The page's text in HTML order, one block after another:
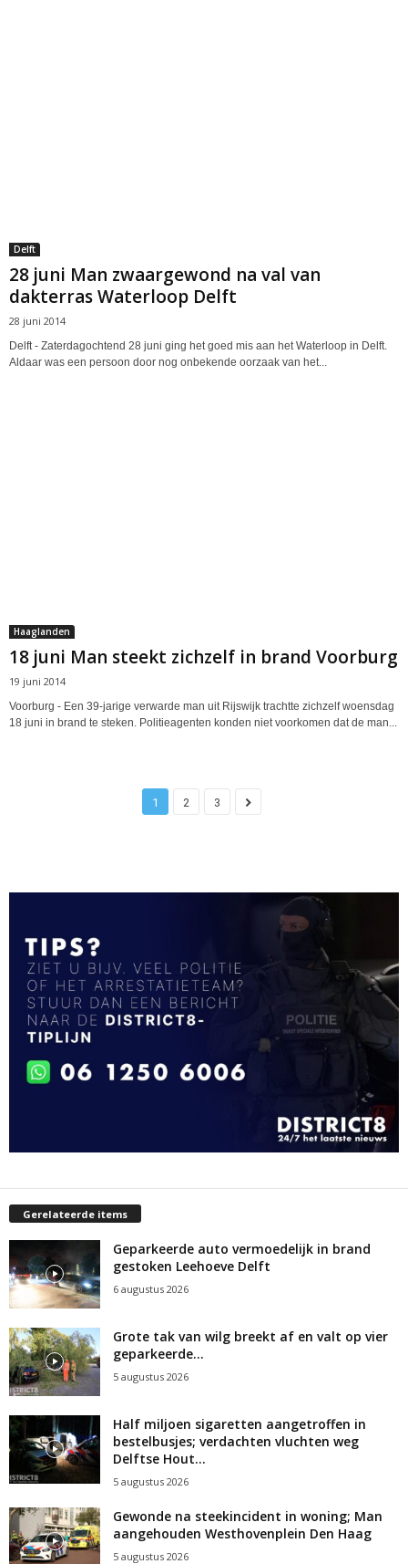
Delft
28 juni Man zwaargewond na val van
dakterras Waterloop Delft
28 juni 2014
Delft - Zaterdagochtend 28 juni ging het goed mis aan het Waterloop in Delft.
Aldaar was een persoon door nog onbekende oorzaak van het...
Haaglanden
18 juni Man steekt zichzelf in brand Voorburg
19 juni 2014
Voorburg - Een 39-jarige verwarde man uit Rijswijk trachtte zichzelf woensdag
18 juni in brand te steken. Politieagenten konden niet voorkomen dat de man...
1 2 3
Gerelateerde items
Geparkeerde auto vermoedelijk in brand
gestoken Leehoeve Delft
6 augustus 2026
Grote tak van wilg breekt af en valt op vier
geparkeerde...
5 augustus 2026
Half miljoen sigaretten aangetroffen in
bestelbusjes; verdachten vluchten weg
Delftse Hout...
5 augustus 2026
Gewonde na steekincident in woning; Man
aangehouden Westhovenplein Den Haag
5 augustus 2026